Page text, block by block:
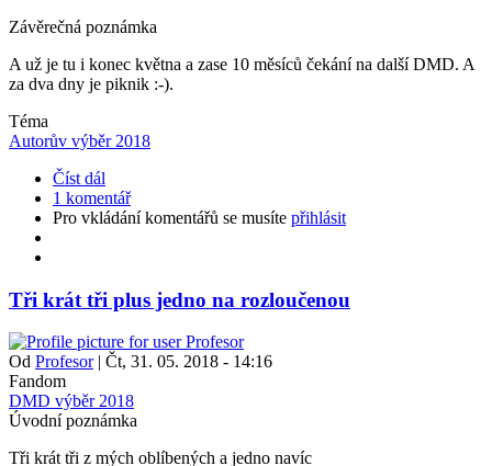
Závěrečná poznámka
A už je tu i konec května a zase 10 měsíců čekání na další DMD. A
za dva dny je piknik :-).
Téma
Autorův výběr 2018
Číst dál
1 komentář
Pro vkládání komentářů se musíte přihlásit
Tři krát tři plus jedno na rozloučenou
Od Profesor| Čt, 31. 05. 2018 - 14:16
Fandom
DMD výběr 2018
Úvodní poznámka
Tři krát tři z mých oblíbených a jedno navíc